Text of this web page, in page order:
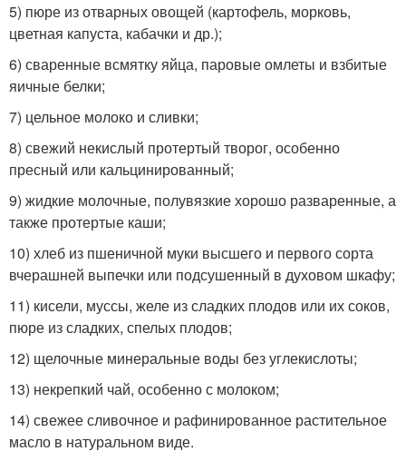
5) пюре из отварных овощей (картофель, морковь,
цветная капуста, кабачки и др.);
6) сваренные всмятку яйца, паровые омлеты и взбитые
яичные белки;
7) цельное молоко и сливки;
8) свежий некислый протертый творог, особенно
пресный или кальцинированный;
9) жидкие молочные, полувязкие хорошо разваренные, а
также протертые каши;
10) хлеб из пшеничной муки высшего и первого сорта
вчерашней выпечки или подсушенный в духовом шкафу;
11) кисели, муссы, желе из сладких плодов или их соков,
пюре из сладких, спелых плодов;
12) щелочные минеральные воды без углекислоты;
13) некрепкий чай, особенно с молоком;
14) свежее сливочное и рафинированное растительное
масло в натуральном виде.